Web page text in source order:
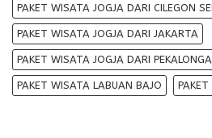
PAKET WISATA JOGJA DARI CILEGON
PAKET WISATA JOGJA DARI JAKARTA
PAKET WISATA JOGJA DARI
PAKET WISATA LABUAN BAJO